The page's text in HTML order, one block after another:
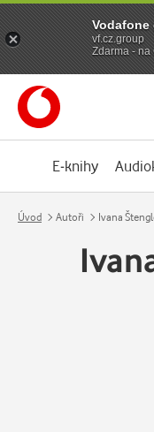
E-knihy
Úvod Autoři Ivana
Vodafone
vf.cz.group
Zdarma - na